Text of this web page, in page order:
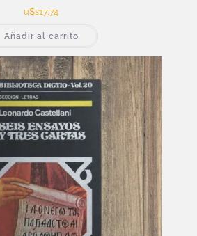
u$s17,74
Añadir al carrito